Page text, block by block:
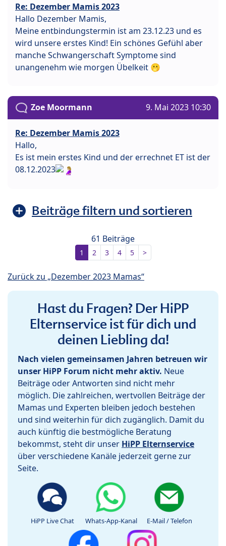
Re: Dezember Mamis 2023
Hallo Dezember Mamis,
Meine entbindungstermin ist am 23.12.23 und es
wird unsere erstes Kind! Ein schönes Gefühl aber
manche Schwangerschaft Symptome sind
unangenehm wie morgen Übelkeit 🫢
Zoe Moormann 9. Mai 2023 10:30
Re: Dezember Mamis 2023
Hallo,
Es ist mein erstes Kind und der errechnet ET ist der
08.12.2023
Beiträge filtern und sortieren
61 Beiträge
1 2 3 4 5 >
Zurück zu „Dezember 2023 Mamas“
Hast du Fragen? Der HiPP
Elternservice ist für dich und
deinen Liebling da!
Nach vielen gemeinsamen Jahren betreuen wir
unser HiPP Forum nicht mehr aktiv. Neue
Beiträge oder Antworten sind nicht mehr
möglich. Die zahlreichen, wertvollen Beiträge der
Mamas und Experten bleiben jedoch bestehen
und sind weiterhin für dich zugänglich. Damit du
auch künftig die bestmögliche Beratung
bekommst, steht dir unser HiPP Elternservice
über verschiedene Kanäle jederzeit gerne zur
Seite.
HiPP Live Chat Whats-App-Kanal E-Mail / Telefon